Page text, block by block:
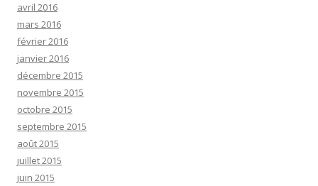
avril 2016
mars 2016
février 2016
janvier 2016
décembre 2015
novembre 2015
octobre 2015
septembre 2015
août 2015
juillet 2015
juin 2015